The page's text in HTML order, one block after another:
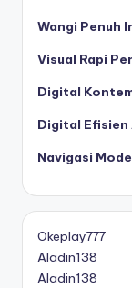
Wangi Penuh
Visual Rapi
Digital
Digital Efisien
Navigasi
Okeplay777
Aladin138
Aladin138